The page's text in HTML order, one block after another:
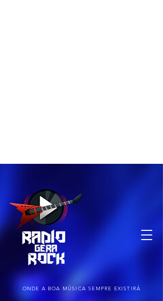
ONDE A BOA MÚSICA SEMPRE EXISTIRÁ